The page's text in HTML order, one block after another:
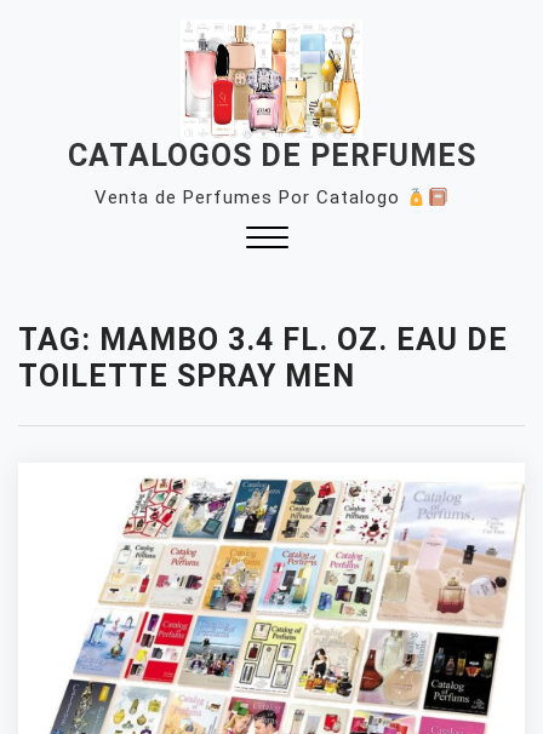
CATALOGOS DE PERFUMES
Venta de Perfumes Por Catalogo
TAG: MAMBO 3.4 FL. OZ. EAU DE
TOILETTE SPRAY MEN